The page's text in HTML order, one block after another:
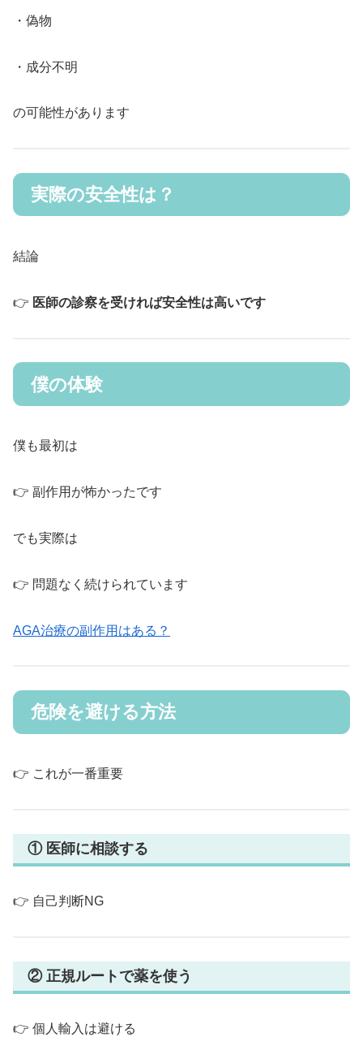
・偽物
・成分不明
の可能性があります
実際の安全性は？
結論
👉 医師の診察を受ければ安全性は高いです
僕の体験
僕も最初は
👉 副作用が怖かったです
でも実際は
👉 問題なく続けられています
AGA治療の副作用はある？
危険を避ける方法
👉 これが一番重要
① 医師に相談する
👉 自己判断NG
② 正規ルートで薬を使う
👉 個人輸入は避ける